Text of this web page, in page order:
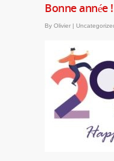
Bonne année
By Olivier |